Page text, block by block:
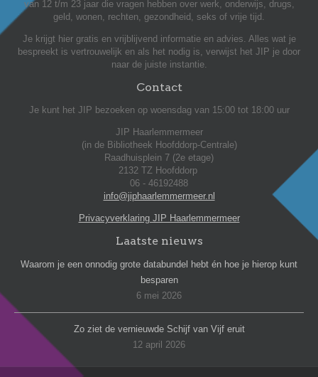
van 12 t/m 23 jaar die vragen hebben over werk, onderwijs, drugs,
geld, wonen, rechten, gezondheid, seks of vrije tijd.
Je krijgt hier gratis en vrijblijvend informatie en advies. Alles wat je
bespreekt is vertrouwelijk en als het nodig is, verwijst het JIP je door
naar de juiste instantie.
Contact
Je kunt het JIP bezoeken op woensdag van 15:00 tot 18:00 uur
JIP Haarlemmermeer
(in de Bibliotheek Hoofddorp-Centrale)
Raadhuisplein 7 (2e etage)
2132 TZ Hoofddorp
06 - 46192488
info@jiphaarlemmermeer.nl
Privacyverklaring JIP Haarlemmermeer
Laatste nieuws
Waarom je een onnodig grote databundel hebt én hoe je hierop kunt
besparen
6 mei 2026
Zo ziet de vernieuwde Schijf van Vijf eruit
12 april 2026